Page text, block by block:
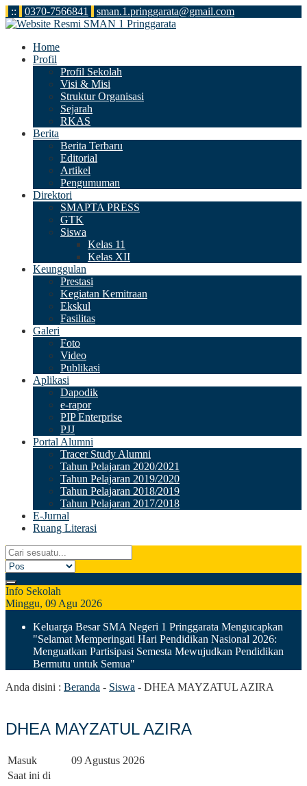
:: 0370-7566841 sman.1.pringgarata@gmail.com
Home
Profil
Profil Sekolah
Visi & Misi
Struktur Organisasi
Sejarah
RKAS
Berita
Berita Terbaru
Editorial
Artikel
Pengumuman
Direktori
SMAPTA PRESS
GTK
Siswa
Kelas 11
Kelas XII
Keunggulan
Prestasi
Kegiatan Kemitraan
Ekskul
Fasilitas
Galeri
Foto
Video
Publikasi
Aplikasi
Dapodik
e-rapor
PIP Enterprise
PJJ
Portal Alumni
Tracer Study Alumni
Tahun Pelajaran 2020/2021
Tahun Pelajaran 2019/2020
Tahun Pelajaran 2018/2019
Tahun Pelajaran 2017/2018
E-Jurnal
Ruang Literasi
Info Sekolah
Minggu, 09 Agu 2026
Keluarga Besar SMA Negeri 1 Pringgarata Mengucapkan
"Selamat Memperingati Hari Pendidikan Nasional 2026:
Menguatkan Partisipasi Semesta Mewujudkan Pendidikan
Bermutu untuk Semua"
Anda disini : Beranda - Siswa - DHEA MAYZATUL AZIRA
DHEA MAYZATUL AZIRA
Masuk
09 Agustus 2026
Saat ini di